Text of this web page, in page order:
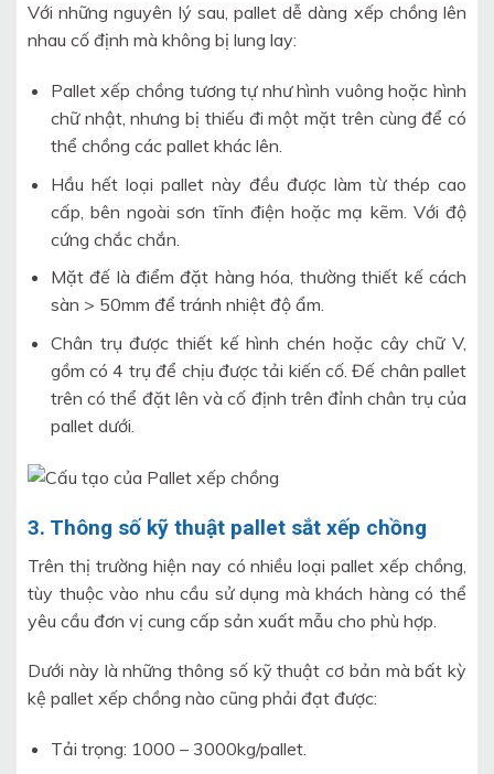
Với những nguyên lý sau, pallet dễ dàng xếp chồng lên
nhau cố định mà không bị lung lay:
Pallet xếp chồng tương tự như hình vuông hoặc hình
chữ nhật, nhưng bị thiếu đi một mặt trên cùng để có
thể chồng các pallet khác lên.
Hầu hết loại pallet này đều được làm từ thép cao
cấp, bên ngoài sơn tĩnh điện hoặc mạ kẽm. Với độ
cứng chắc chắn.
Mặt đế là điểm đặt hàng hóa, thường thiết kế cách
sàn > 50mm để tránh nhiệt độ ẩm.
Chân trụ được thiết kế hình chén hoặc cây chữ V,
gồm có 4 trụ để chịu được tải kiến cố. Đế chân pallet
trên có thể đặt lên và cố định trên đỉnh chân trụ của
pallet dưới.
3. Thông số kỹ thuật pallet sắt xếp chồng
Trên thị trường hiện nay có nhiều loại pallet xếp chồng,
tùy thuộc vào nhu cầu sử dụng mà khách hàng có thể
yêu cầu đơn vị cung cấp sản xuất mẫu cho phù hợp.
Dưới này là những thông số kỹ thuật cơ bản mà bất kỳ
kệ pallet xếp chồng nào cũng phải đạt được:
Tải trọng: 1000 – 3000kg/pallet.